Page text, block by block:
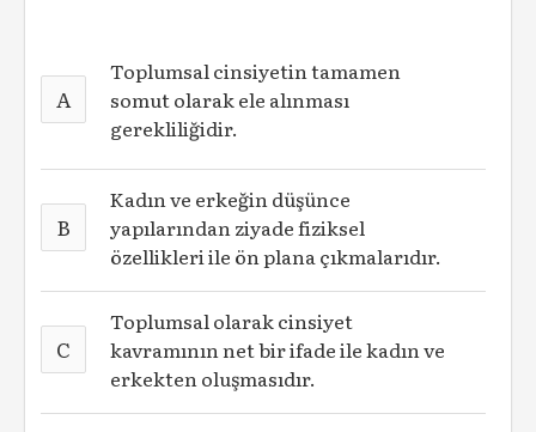
A
Toplumsal cinsiyetin tamamen
somut olarak ele alınması
gerekliliğidir.
B
Kadın ve erkeğin düşünce
yapılarından ziyade fiziksel
özellikleri ile ön plana çıkmalarıdır.
C
Toplumsal olarak cinsiyet
kavramının net bir ifade ile kadın ve
erkekten oluşmasıdır.